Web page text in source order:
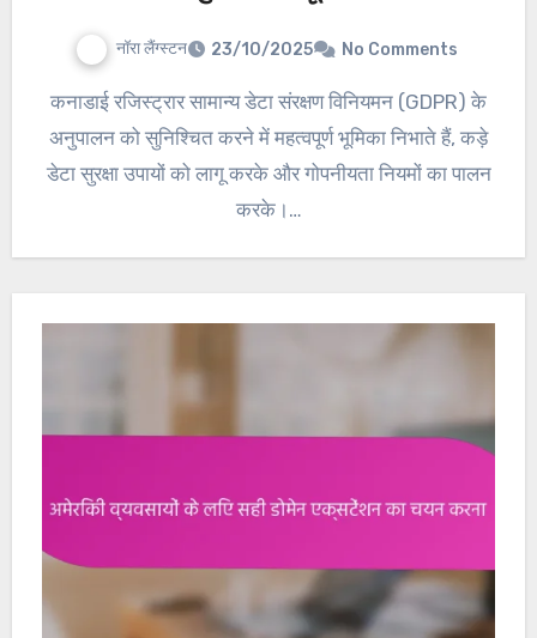
नॉरा लैंग्स्टन 23/10/2025 No Comments
कनाडाई रजिस्ट्रार सामान्य डेटा संरक्षण विनियमन (GDPR) के
अनुपालन को सुनिश्चित करने में महत्वपूर्ण भूमिका निभाते हैं, कड़े
डेटा सुरक्षा उपायों को लागू करके और गोपनीयता नियमों का पालन
करके।…